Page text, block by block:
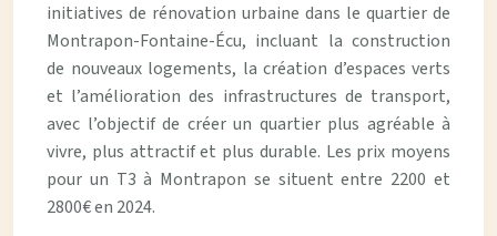
initiatives de rénovation urbaine dans le quartier de
Montrapon-Fontaine-Écu, incluant la construction
de nouveaux logements, la création d’espaces verts
et l’amélioration des infrastructures de transport,
avec l’objectif de créer un quartier plus agréable à
vivre, plus attractif et plus durable. Les prix moyens
pour un T3 à Montrapon se situent entre 2200 et
2800€ en 2024.